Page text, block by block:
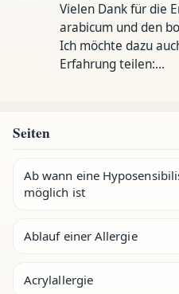
Vielen Dank für die
arabicum und den
Ich möchte dazu
Erfahrung teilen:…
Seiten
Ab wann eine
möglich ist
Ablauf einer Allergie
Acrylallergie